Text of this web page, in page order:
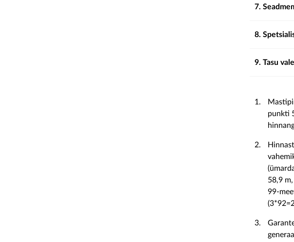
7.
8.
9. Tasu
punkti
58,9
99-